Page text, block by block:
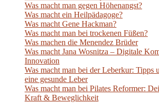
Was macht man gegen Höhenangst?
Was macht ein Heilpädagoge?
Was macht Gene Hackman?
Was macht man bei trockenen Füßen?
Was machen die Menendez Brüder
Was macht Jana Wosnitza – Digitale
Innovation
Was macht man bei der Leberkur: Tipps
eine gesunde Leber
Was macht man bei Pilates Reformer:
Kraft & Beweglichkeit